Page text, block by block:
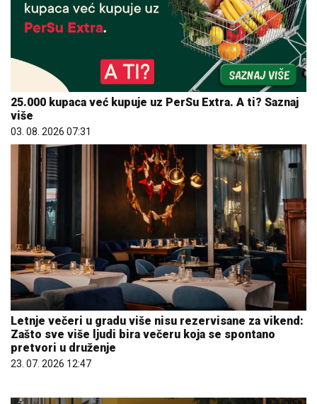
25.000 kupaca već kupuje uz PerSu Extra. A ti? Saznaj
više
03. 08. 2026 07:31
Letnje večeri u gradu više nisu rezervisane za vikend:
Zašto sve više ljudi bira večeru koja se spontano
pretvori u druženje
23. 07. 2026 12:47